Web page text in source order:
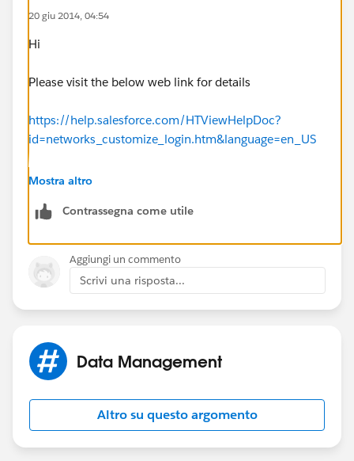
20 giu 2014, 04:54
Hi
Please visit the below web link for details
https://help.salesforce.com/HTViewHelpDoc?
id=networks_customize_login.htm&language=en_US
Please see the section "Self-registration" of the above
Regards
Sachin
Mostra altro
Contrassegna come utile
Aggiungi un commento
Scrivi una risposta...
Data Management
Altro su questo argomento